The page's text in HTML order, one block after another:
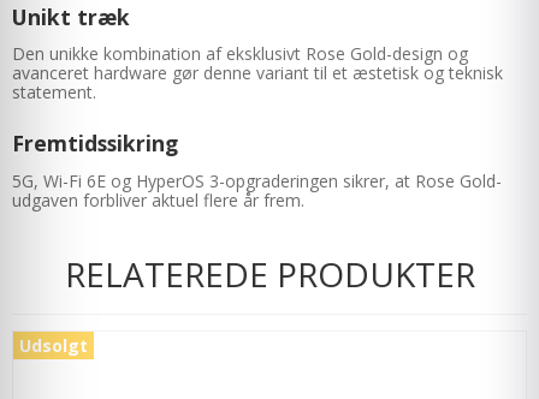
Unikt træk
Den unikke kombination af eksklusivt Rose Gold-design og
avanceret hardware gør denne variant til et æstetisk og teknisk
statement.
Fremtidssikring
5G, Wi-Fi 6E og HyperOS 3-opgraderingen sikrer, at Rose Gold-
udgaven forbliver aktuel flere år frem.
RELATEREDE PRODUKTER
Udsolgt